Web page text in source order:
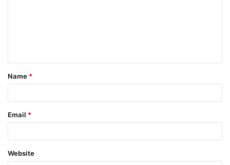
t
*
Name *
Email *
Website